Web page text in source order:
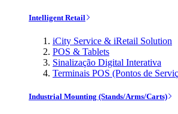
Intelligent Retail
iCity Service & iRetail Solution
POS & Tablets
Sinalização Digital Interativa
Terminais POS (Pontos de
Industrial Mounting (Stands/Arms/Carts)